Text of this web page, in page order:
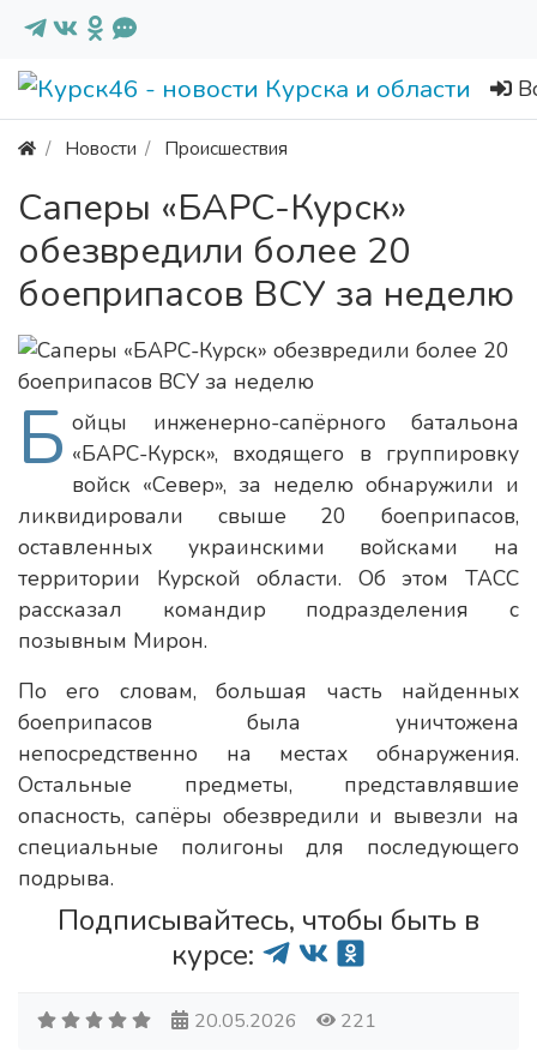
Новости Происшествия
Саперы «БАРС-Курск»
обезвредили более 20
боеприпасов ВСУ за неделю
Б ойцы инженерно-сапёрного батальона
«БАРС-Курск», входящего в группировку
войск «Север», за неделю обнаружили и
ликвидировали свыше 20 боеприпасов,
оставленных украинскими войсками на
территории Курской области. Об этом ТАСС
рассказал командир подразделения с
позывным Мирон.
По его словам, большая часть найденных
боеприпасов была уничтожена
непосредственно на местах обнаружения.
Остальные предметы, представлявшие
опасность, сапёры обезвредили и вывезли на
специальные полигоны для последующего
подрыва.
Подписывайтесь, чтобы быть в
курсе:
20.05.2026 221